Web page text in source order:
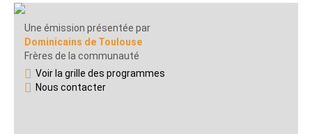
Une émission présentée par
Dominicains de Toulouse
Frères de la communauté
Voir la grille des programmes
Nous contacter